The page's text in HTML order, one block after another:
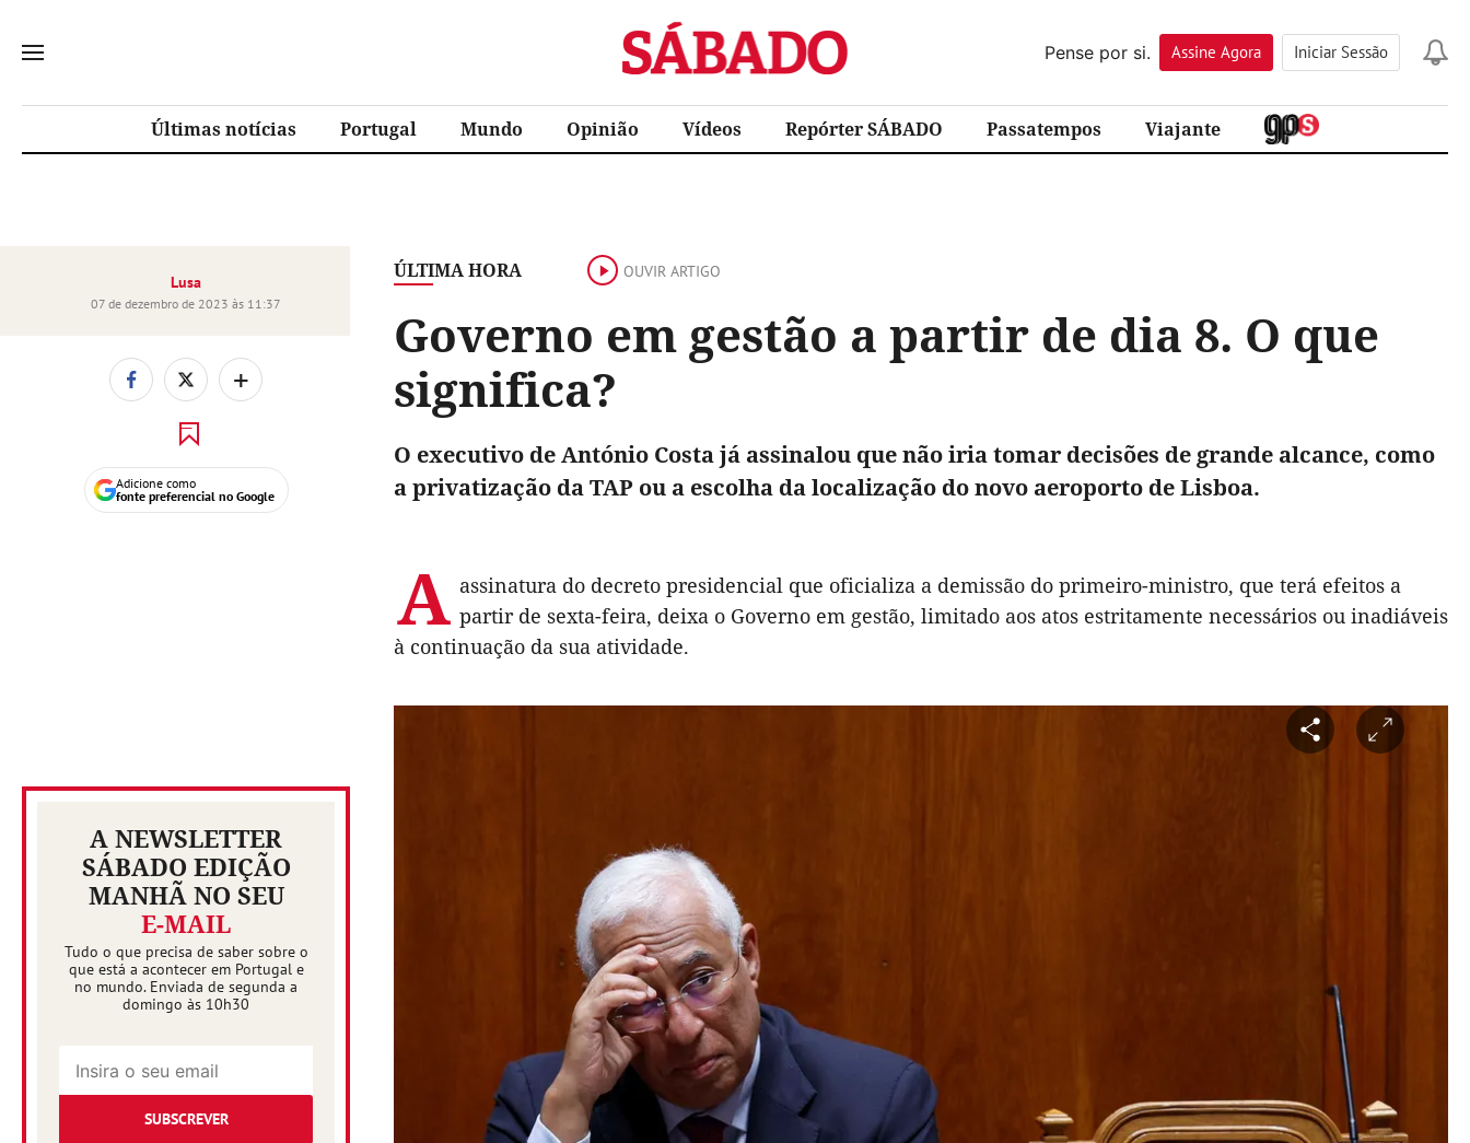
Sábado
Pense por si.
Assine Agora Iniciar Sessão
Últimas notícias Portugal Mundo Opinião Vídeos Repórter SÁBADO Passatempos Viajante
ÚLTIMA HORA OUVIR ARTIGO
Governo em gestão a partir de dia 8. O que
significa?
Lusa
07 de dezembro de 2023 às 11:37
+
Adicione como
fonte preferencial no Google
A NEWSLETTER
SÁBADO EDIÇÃO
MANHÃ NO SEU
E-MAIL
Tudo o que precisa de saber sobre o
que está a acontecer em Portugal e
no mundo. Enviada de segunda a
domingo às 10h30
SUBSCREVER
O executivo de António Costa já assinalou que não iria tomar decisões de grande alcance, como
a privatização da TAP ou a escolha da localização do novo aeroporto de Lisboa.
A assinatura do decreto presidencial que oficializa a demissão do primeiro-ministro, que terá efeitos a
partir de sexta-feira, deixa o Governo em gestão, limitado aos atos estritamente necessários ou inadiáveis
à continuação da sua atividade.